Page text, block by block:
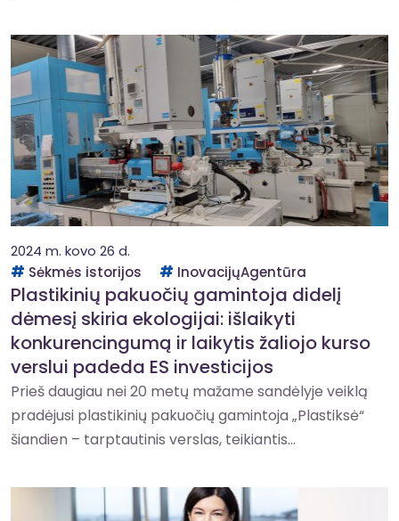
2024 m. kovo 26 d.
Sėkmės istorijos
InovacijųAgentūra
Plastikinių pakuočių gamintoja didelį
dėmesį skiria ekologijai: išlaikyti
konkurencingumą ir laikytis žaliojo kurso
verslui padeda ES investicijos
Prieš daugiau nei 20 metų mažame sandėlyje veiklą
pradėjusi plastikinių pakuočių gamintoja „Plastiksė“
šiandien – tarptautinis verslas, teikiantis...